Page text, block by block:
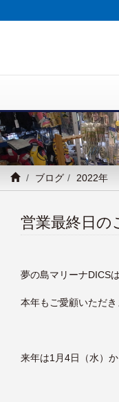
ブログ 2022年
営業最終日の
夢の島マリーナDICS
本年もご愛顧いただき
来年は1月4日（水）